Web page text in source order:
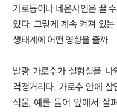
가로등이나 네온사인은 끌
있다. 그렇게 계속 켜져 있
생태계에 어떤 영향을 줄까.
발광 가로수가 실험실을
걱정거리다. 가로수 안에
식물, 예를 들어 앞에서 살